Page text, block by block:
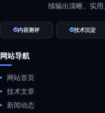
续输出清晰、实用
内容测评 技术沉淀
网站导航
网站首页
技术文章
新闻动态